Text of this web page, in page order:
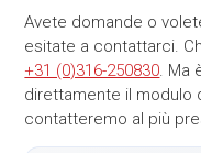
Avete domande o
esitate a contattarci.
+31 (0)316-250830. Ma
direttamente il modulo
contatteremo al più